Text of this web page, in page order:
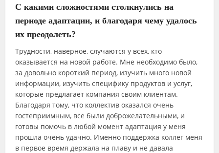
С какими сложностями столкнулись на
периоде адаптации, и благодаря чему удалось
их преодолеть?
Трудности, наверное, случаются у всех, кто
оказывается на новой работе. Мне необходимо было,
за довольно короткий период, изучить много новой
информации, изучить специфику продуктов и услуг,
которые предлагает компания своим клиентам.
Благодаря тому, что коллектив оказался очень
гостеприимным, все были доброжелательными, и
готовы помочь в любой момент адаптация у меня
прошла очень удачно. Именно поддержка коллег меня
в первое время держала на плаву и не давала